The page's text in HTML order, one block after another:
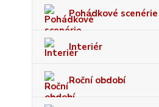
Pohádkové scenérie
Interiér
Roční období